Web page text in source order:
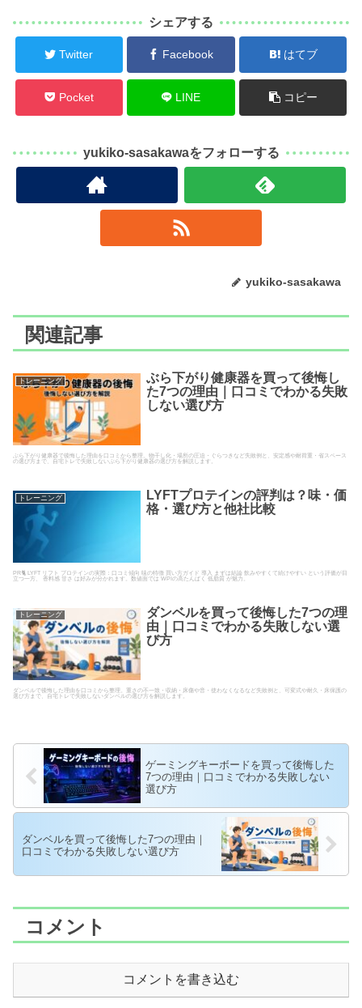
シェアする
Twitter Facebook はてブ
Pocket LINE コピー
yukiko-sasakawaをフォローする
yukiko-sasakawa
関連記事
トレーニング
ぶら下がり健康器を買って後悔し
た7つの理由｜口コミでわかる失敗
しない選び方
ぶら下がり健康器で後悔した理由を口コミから整理。物干し化・場所の圧迫・ぐらつきなど失敗例と、安定感や耐荷重・省スペース
の選び方まで、自宅トレで失敗しないぶら下がり健康器の選び方を解説します。
トレーニング
LYFTプロテインの評判は？味・価
格・選び方と他社比較
PR🐈 LYFT リフト プロテインの実際：口コミ傾向 味の特徴 買い方ガイド 導入 まずは結論 飲みやすくて続けやすい という評価が目
立つ一方、 香料感 甘さ は好みが分かれます。数値面では WPIの高たんぱく 低脂質 が魅力。
トレーニング
ダンベルを買って後悔した7つの理
由｜口コミでわかる失敗しない選
び方
ダンベルで後悔した理由を口コミから整理。重さの不一致・収納・床傷や音・使わなくなるなど失敗例と、可変式や耐久・床保護の
選び方まで、自宅トレで失敗しないダンベルの選び方を解説します。
ゲーミングキーボードを買って後悔した
7つの理由｜口コミでわかる失敗しない
選び方
ダンベルを買って後悔した7つの理由｜
口コミでわかる失敗しない選び方
コメント
コメントを書き込む